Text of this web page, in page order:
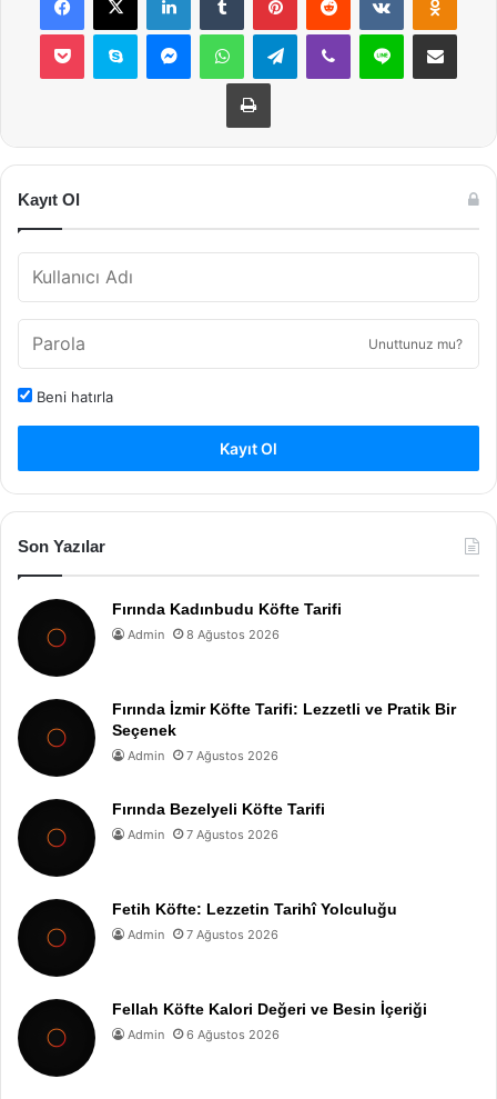
Pocket Skype MessengerWhatsAppTelegramViber Line E-Posta ile
Yazdır
Kayıt Ol
Unuttunuz mu?
Beni hatırla
Kayıt Ol
Son Yazılar
Fırında Kadınbudu Köfte Tarifi
Admin 8 Ağustos 2026
Fırında İzmir Köfte Tarifi: Lezzetli ve Pratik Bir
Seçenek
Admin 7 Ağustos 2026
Fırında Bezelyeli Köfte Tarifi
Admin 7 Ağustos 2026
Fetih Köfte: Lezzetin Tarihî Yolculuğu
Admin 7 Ağustos 2026
Fellah Köfte Kalori Değeri ve Besin İçeriği
Admin 6 Ağustos 2026